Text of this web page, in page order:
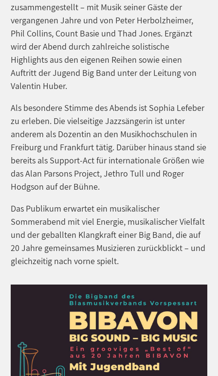
zusammengestellt – mit Musik seiner Gäste der
vergangenen Jahre und von Peter Herbolzheimer,
Phil Collins, Count Basie und Thad Jones. Ergänzt
wird der Abend durch zahlreiche solistische
Highlights aus den eigenen Reihen sowie einen
Auftritt der Jugend Big Band unter der Leitung von
Valentin Huber.
Als besondere Stimme des Abends ist Sophia Lefeber
zu erleben. Die vielseitige Jazzsängerin ist unter
anderem als Dozentin an den Musikhochschulen in
Freiburg und Frankfurt tätig. Darüber hinaus stand sie
bereits als Support-Act für internationale Größen wie
das Alan Parsons Project, Jethro Tull und Roger
Hodgson auf der Bühne.
Das Publikum erwartet ein musikalischer
Sommerabend mit viel Energie, musikalischer Vielfalt
und der geballten Klangkraft einer Big Band, die auf
20 Jahre gemeinsames Musizieren zurückblickt – und
gleichzeitig nach vorne spielt.